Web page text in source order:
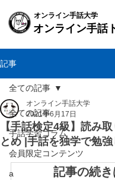
オンライン手話大学
オンライン手話
記事
全ての記事
手話学習コラム
会員限定コンテンツ
a
全ての記事
【手話検定4級】読み
とめ |手話を独学で勉
オンライン手話大学
2021年6月17日
記事の続